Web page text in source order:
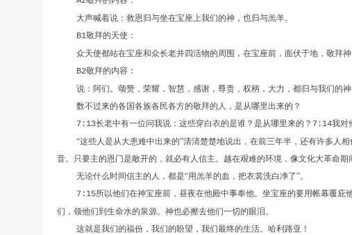
大声喊着说：救恩归与坐在宝座上我们的神，也归与羔羊。
B1敬拜的天使：
众天使都站在宝座和众长老并四活物的周围，在宝座前，面伏于地，敬拜神
B2敬拜的内容：
说：阿们。颂赞，荣耀，智慧，感谢，尊贵，权柄，大力，都归与我们的神
数不过来的各国各族各民各方的敬拜的人，是从哪里出来的？
7:13长老中有一位问我说：这些穿白衣的是谁？是从哪里来的？ 7:14我对
“这些人是从大患难中出来的”清清楚楚地说出，在前三年半，还有许多人
音。只要主的恩门是敞开的，就必有人信主。越在艰难的环境，像文化大革命期
无论什么时间信主的人，都是“用羔羊的血，把衣裳洗白净了”。
7:15所以他们在神宝座前，昼夜在他殿中事奉他。坐宝座的要用帐幕覆庇他
们，领他们到生命水的泉源。神也必擦去他们一切的眼泪。
这就是我们的福份，我们的盼望，我们最终的生活。哈利路亚！